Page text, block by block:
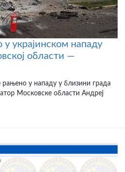
у украјинском нападу
области —
рањено у нападу у близини града
Московске области Андреј